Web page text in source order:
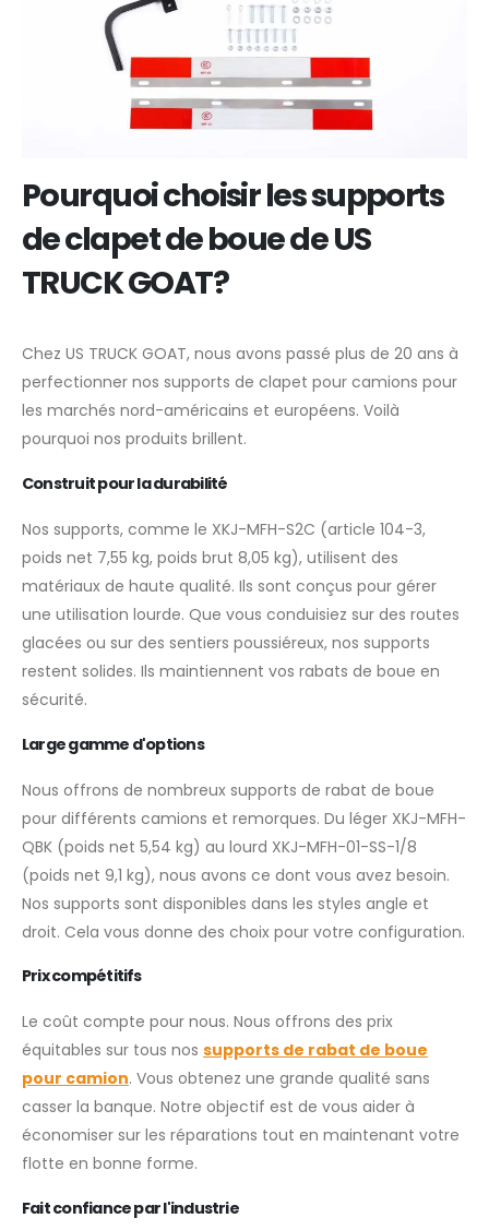
Pourquoi choisir les supports
de clapet de boue de US
TRUCK GOAT?
Chez US TRUCK GOAT, nous avons passé plus de 20 ans à
perfectionner nos supports de clapet pour camions pour
les marchés nord-américains et européens. Voilà
pourquoi nos produits brillent.
Construit pour la durabilité
Nos supports, comme le XKJ-MFH-S2C (article 104-3,
poids net 7,55 kg, poids brut 8,05 kg), utilisent des
matériaux de haute qualité. Ils sont conçus pour gérer
une utilisation lourde. Que vous conduisiez sur des routes
glacées ou sur des sentiers poussiéreux, nos supports
restent solides. Ils maintiennent vos rabats de boue en
sécurité.
Large gamme d'options
Nous offrons de nombreux supports de rabat de boue
pour différents camions et remorques. Du léger XKJ-MFH-
QBK (poids net 5,54 kg) au lourd XKJ-MFH-01-SS-1/8
(poids net 9,1 kg), nous avons ce dont vous avez besoin.
Nos supports sont disponibles dans les styles angle et
droit. Cela vous donne des choix pour votre configuration.
Prix compétitifs
Le coût compte pour nous. Nous offrons des prix
équitables sur tous nos supports de rabat de boue
pour camion. Vous obtenez une grande qualité sans
casser la banque. Notre objectif est de vous aider à
économiser sur les réparations tout en maintenant votre
flotte en bonne forme.
Fait confiance par l'industrie